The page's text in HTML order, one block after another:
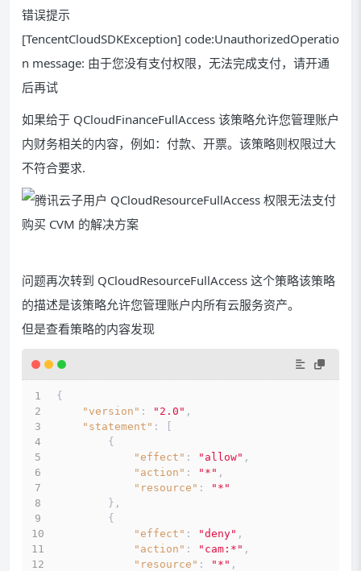
错误提示
[TencentCloudSDKException] code:UnauthorizedOperatio
n message: 由于您没有支付权限，无法完成支付，请开通
后再试
如果给于 QCloudFinanceFullAccess 该策略允许您管理账户
内财务相关的内容，例如：付款、开票。该策略则权限过大
不符合要求.
问题再次转到 QCloudResourceFullAccess 这个策略该策略
的描述是该策略允许您管理账户内所有云服务资产。
但是查看策略的内容发现
{
"version" : "2.0" ,
"statement" :
{
"effect" : "allow" ,
"action" : "*" ,
"resource" :
"*"
} ,
{
"effect" : "deny" ,
"action" : "cam:*" ,
"resource" : "*" ,